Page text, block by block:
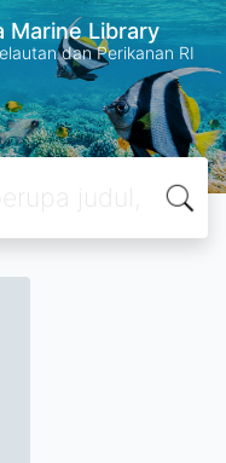
Marine Library
dan Perikanan RI